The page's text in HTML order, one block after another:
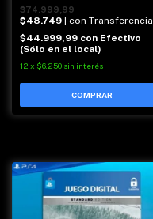
$74.999,99
$48.749
| con Transferencia
$44.999,99 con Efectivo
(Sólo en el local)
12 x $6.250 sin interés